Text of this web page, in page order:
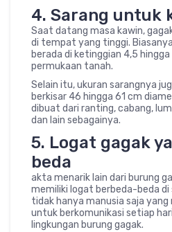
4. Sarang untuk
Saat datang masa kawin,
di tempat yang tinggi.
berada di ketinggian 4,5
permukaan tanah.
Selain itu, ukuran sarangnya
berkisar 46 hingga 61 cm
dibuat dari ranting, cabang,
dan lain sebagainya.
5. Logat gagak
beda
akta menarik lain dari burung
memiliki logat berbeda-beda
tidak hanya manusia saja
untuk berkomunikasi setiap
lingkungan burung gagak.